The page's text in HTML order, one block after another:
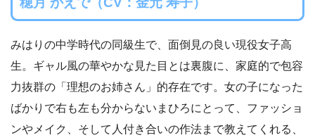
みはりの中学時代の同級生で、面倒見の良い現役女子高
生。ギャル風の華やかな見た目とは裏腹に、家庭的で包容
力抜群の「理想のお姉さん」的存在です。女の子になった
ばかりで右も左も分からないまひろにとって、ファッショ
ンやメイク、そして人付き合いの作法まで教えてくれる、